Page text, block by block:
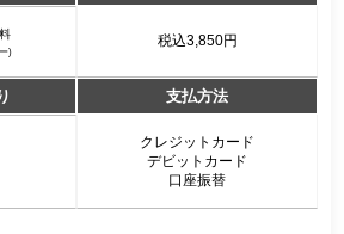
)
税込3,850円
支払方法
クレジットカード
デビットカード
口座振替